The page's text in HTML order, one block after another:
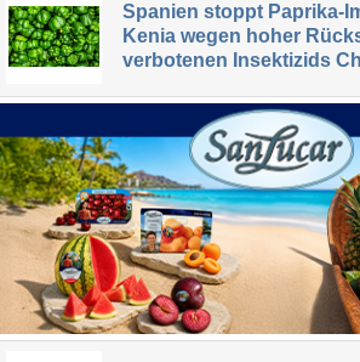
Spanien stoppt Paprika-
Kenia wegen hoher
verbotenen Insektizids